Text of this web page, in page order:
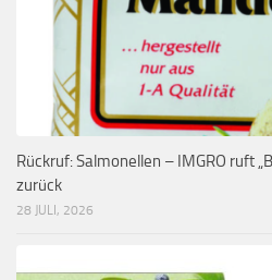
Rückruf: Salmonellen – IMGRO ruft
zurück
28 JULI, 2026